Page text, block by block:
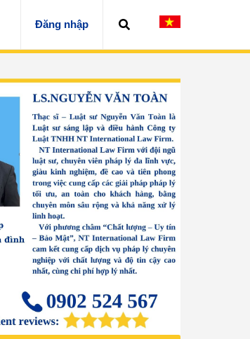
Đăng nhập